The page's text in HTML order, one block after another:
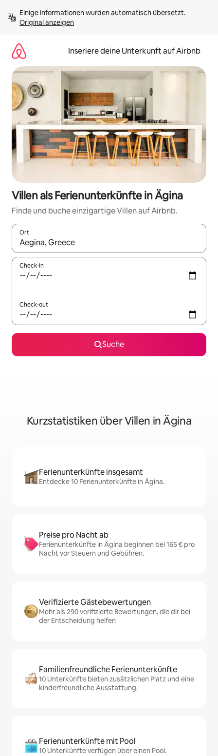
Inhalten
springenOriginal anzeigen
Inseriere deine Unterkunft auf Airbnb
Villen als Ferienunterkünfte in Ägina
Finde und buche einzigartige Villen auf Airbnb.
Ort
Wenn Ergebnisse verfügbar sind, navigiere mit den
Check-in
Check-out
Suche
Kurzstatistiken über Villen in Ägina
Ferienunterkünfte insgesamt
Entdecke 10 Ferienunterkünfte in Ägina.
Preise pro Nacht ab
Ferienunterkünfte in Ägina beginnen bei 165 € pro
Nacht vor Steuern und Gebühren.
Verifizierte Gästebewertungen
Mehr als 290 verifizierte Bewertungen, die dir bei
der Entscheidung helfen
Familienfreundliche Ferienunterkünfte
10 Unterkünfte bieten zusätzlichen Platz und eine
kinderfreundliche Ausstattung.
Ferienunterkünfte mit Pool
10 Unterkünfte verfügen über einen Pool.